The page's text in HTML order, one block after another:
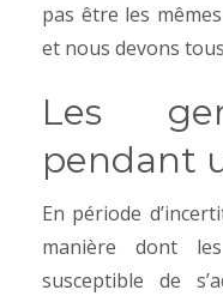
pas être les
et nous devons
Les
pendant
En période
manière dont
susceptible de